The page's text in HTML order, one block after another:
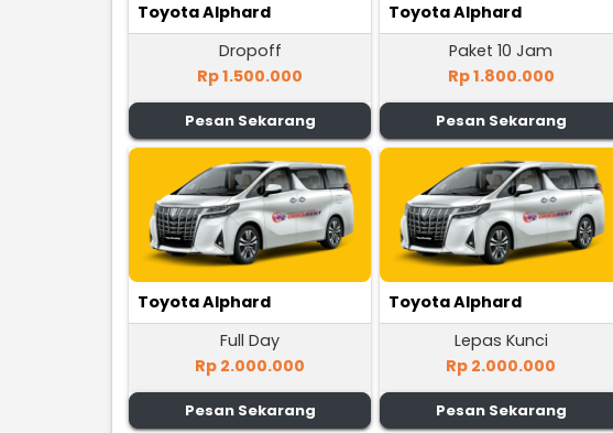
Toyota Alphard
Dropoff
Rp 1.500.000
Pesan Sekarang
Toyota Alphard
Paket 10 Jam
Rp 1.800.000
Pesan Sekarang
Toyota Alphard
Full Day
Rp 2.000.000
Pesan Sekarang
Toyota Alphard
Lepas Kunci
Rp 2.000.000
Pesan Sekarang